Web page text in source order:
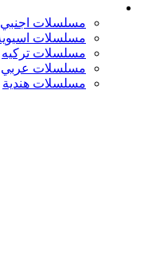
مسلسلات اجنبي
مسلسلات
مسلسلات تركيه
مسلسلات عربي
مسلسلات هندية